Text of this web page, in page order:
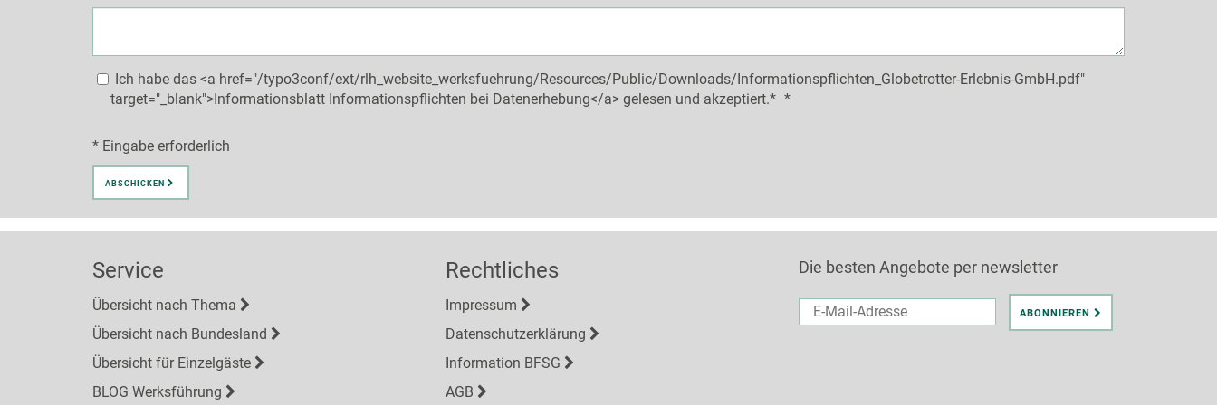
Ich habe das <a href="/typo3conf/ext/rlh_website_werksfuehrung/Resources/Public/Downloads/Informationspflichten_Globetrotter-Erlebnis-GmbH.pdf"
target="_blank">Informationsblatt Informationspflichten bei Datenerhebung</a> gelesen und akzeptiert.* *
* Eingabe erforderlich
ABSCHICKEN
Service
Übersicht nach Thema
Übersicht nach Bundesland
Übersicht für Einzelgäste
BLOG Werksführung
Rechtliches
Impressum
Datenschutzerklärung
Information BFSG
AGB
Die besten Angebote per newsletter
Mail-
ABONNIEREN